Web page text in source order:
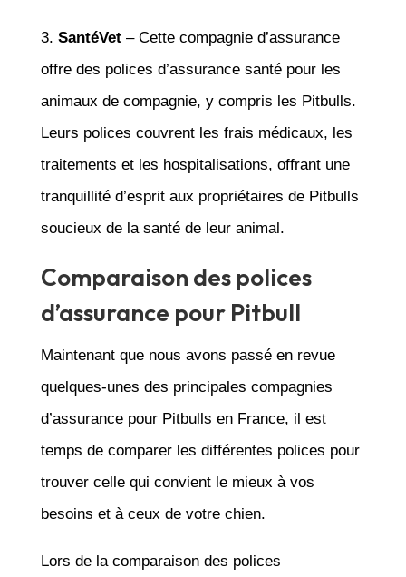
3. SantéVet– Cette compagnie d’assurance
offre des polices d’assurance santé pour les
animaux de compagnie, y compris les Pitbulls.
Leurs polices couvrent les frais médicaux, les
traitements et les hospitalisations, offrant une
tranquillité d’esprit aux propriétaires de Pitbulls
soucieux de la santé de leur animal.
Comparaison des polices
d’assurance pour Pitbull
Maintenant que nous avons passé en revue
quelques-unes des principales compagnies
d’assurance pour Pitbulls en France, il est
temps de comparer les différentes polices pour
trouver celle qui convient le mieux à vos
besoins et à ceux de votre chien.
Lors de la comparaison des polices